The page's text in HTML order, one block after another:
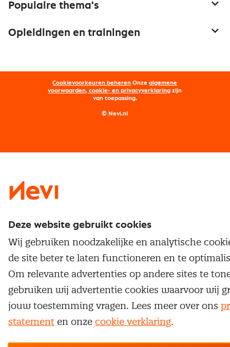
Netwerk en communities
Word lid van Nevi
Nevi PMI®
Populaire thema's
Onderhandelen
Opleidingen en trainingen
Opleidingen
Maatwerk
Nevi 2
Cookievoorkeuren beheren Onzealgemene
voorwaarden, cookie- en privacyverklaring zijn
van toepassing.
© Nevi.nl
Deze website gebruikt cookies
Wij gebruiken noodzakelijke en analytische
de site beter te laten functioneren en te
Om relevante advertenties op andere sites te
gebruiken wij advertentie cookies waarvoor wij
jouw toestemming vragen. Lees meer over ons
statement en onze cookie verklaring.